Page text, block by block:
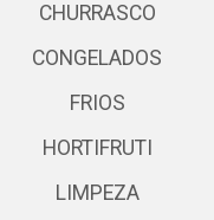
CHURRASCO
CONGELADOS
FRIOS
HORTIFRUTI
LIMPEZA